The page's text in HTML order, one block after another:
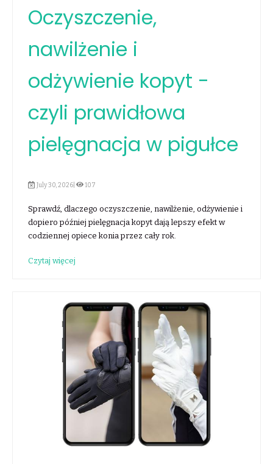
Oczyszczenie,
nawilżenie i
odżywienie kopyt -
czyli prawidłowa
pielęgnacja w pigułce
July 30, 2026| 107
Sprawdź, dlaczego oczyszczenie, nawilżenie, odżywienie i
dopiero później pielęgnacja kopyt dają lepszy efekt w
codziennej opiece konia przez cały rok.
Czytaj więcej